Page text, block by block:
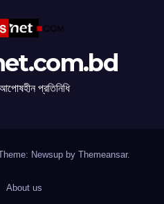
আপোষহীন প্রতিনিধি
Newsup by Themeansar.
About us